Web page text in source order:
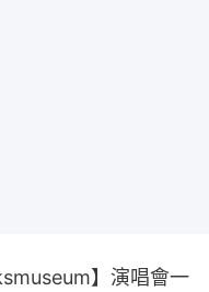
】演唱會一